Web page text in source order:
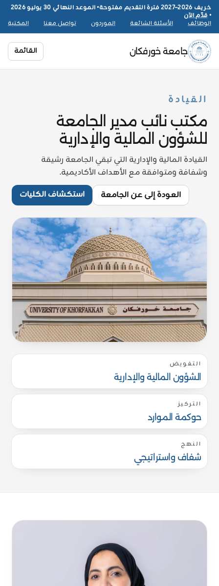
خريف 2026–2027 فترة التقديم مفتوحة •الموعد النهائي 30 يوليو 2026
•قدّم الآن
الوظائف
الأسئلة الشائعة الموردون تواصل معنا المكتبة
جامعة خورفكان القائمة
القيادة
مكتب نائب مدير الجامعة
للشؤون المالية والإدارية
القيادة المالية والإدارية التي تبقي الجامعة رشيقة
وشفافة ومتوافقة مع الأهداف الأكاديمية.
العودة إلى عن الجامعة
استكشاف الكليات
التفويض
الشؤون المالية والإدارية
التركيز
حوكمة الموارد
النهج
شفاف واستراتيجي